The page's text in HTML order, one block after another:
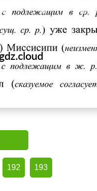
192 193